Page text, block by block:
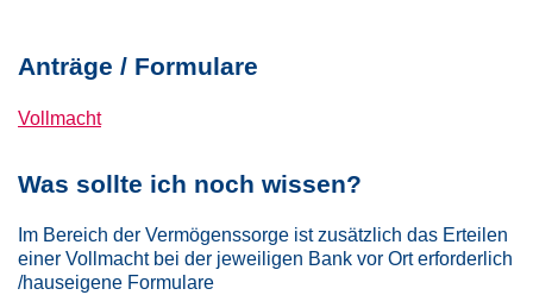
Anträge / Formulare
Vollmacht
Was sollte ich noch wissen?
Im Bereich der Vermögenssorge ist zusätzlich das Erteilen
einer Vollmacht bei der jeweiligen Bank vor Ort erforderlich
/hauseigene Formulare